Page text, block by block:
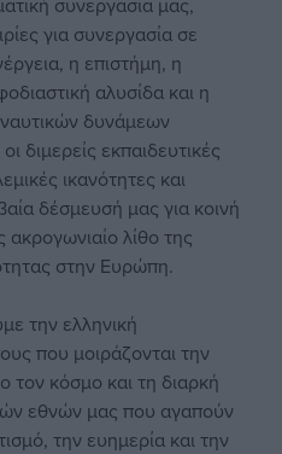
για συνεργασία σε
η επιστήμη, η
αλυσίδα και η
δυνάμεων
διμερείς εκπαιδευτικές
ικανότητες και
δέσμευσή μας για κοινή
λίθο της
στην Ευρώπη.
την ελληνική
που μοιράζονται την
τον κόσμο και τη διαρκή
εθνών μας που αγαπούν
την ευημερία και την